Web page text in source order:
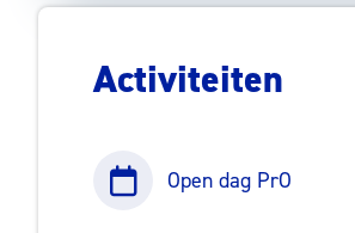
Activiteiten
Open dag PrO